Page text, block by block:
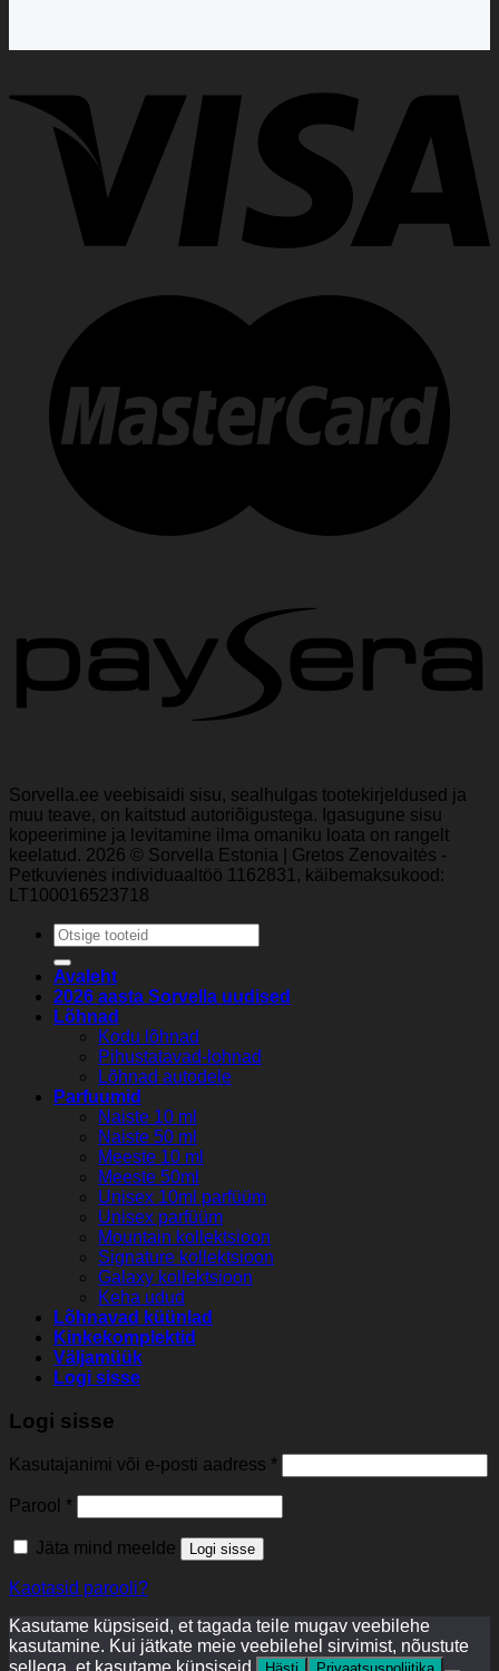
Sorvella.ee veebisaidi sisu, sealhulgas tootekirjeldused ja
muu teave, on kaitstud autoriõigustega. Igasugune sisu
kopeerimine ja levitamine ilma omaniku loata on rangelt
keelatud. 2026 © Sorvella Estonia | Gretos Zenovaitės -
Petkuvienės individuaaltöö 1162831, käibemaksukood:
LT100016523718
Otsi:
Avaleht
2026 aasta Sorvella uudised
Lõhnad
Kodu lõhnad
Pihustatavad-lohnad
Lõhnad autodele
Parfuumid
Naiste 10 ml
Naiste 50 ml
Meeste 10 ml
Meeste 50ml
Unisex 10ml parfüüm
Unisex parfüüm
Mountain kollektsioon
Signature kollektsioon
Galaxy kollektsioon
Keha udud
Lõhnavad küünlad
Kinkekomplektid
Väljamüük
Logi sisse
Logi sisse
Kasutajanimi või e-posti aadress *
Parool *
Jäta mind meelde Logi sisse
Kaotasid parooli?
Kasutame küpsiseid, et tagada teile mugav veebilehe
kasutamine. Kui jätkate meie veebilehel sirvimist, nõustute